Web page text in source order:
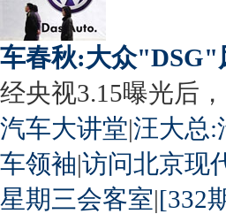
车春秋:大众"DSG"
经央视3.15曝光后
汽车大讲堂|汪大总:
车领袖|访问北京现
星期三会客室|[332